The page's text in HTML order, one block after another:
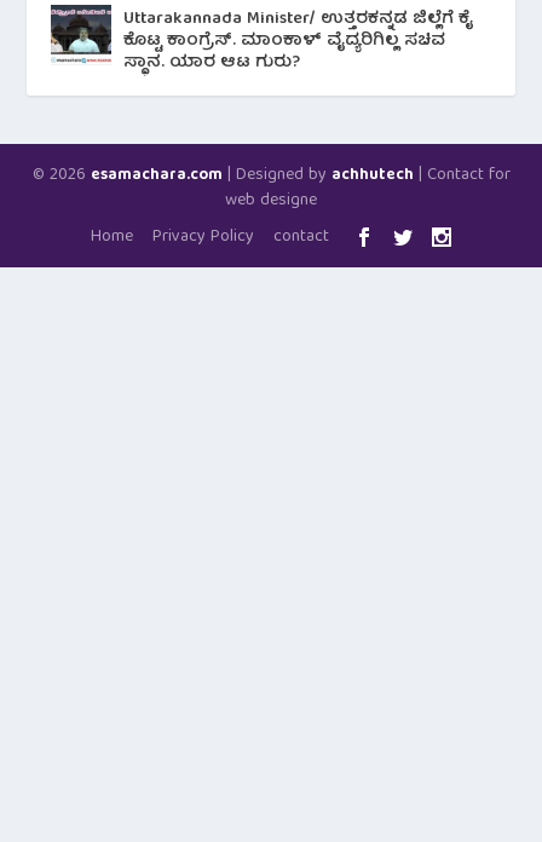
Uttarakannada Minister/ ಉತ್ತರಕನ್ನಡ ಜಿಲ್ಲೆಗೆ ಕೈ
ಕೊಟ್ಟ ಕಾಂಗ್ರೆಸ್. ಮಾಂಕಾಳ್ ವೈದ್ಯರಿಗಿಲ್ಲ ಸಚಿವ
ಸ್ಥಾನ. ಯಾರ ಆಟ ಗುರು?
© 2026 esamachara.com | Designed by achhutech | Contact for
web designe
Home
Privacy Policy contact